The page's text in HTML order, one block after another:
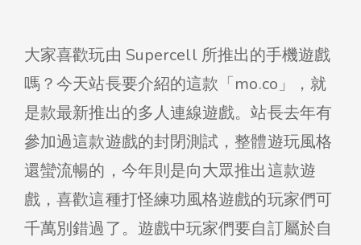
大家喜歡玩由 Supercell 所推出的手機遊戲
嗎？今天站長要介紹的這款「mo.co」，就
是款最新推出的多人連線遊戲。站長去年有
參加過這款遊戲的封閉測試，整體遊玩風格
還蠻流暢的，今年則是向大眾推出這款遊
戲，喜歡這種打怪練功風格遊戲的玩家們可
千萬別錯過了。遊戲中玩家們要自訂屬於自